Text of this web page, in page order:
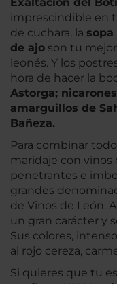
imprescindible en
de cuchara, la
de ajo son tu
leonés. Y los
hora de hacer la
Astorga;
amarguillos de
Bañeza.
Para combinar
maridaje con vinos
penetrantes e
grandes
de Vinos de León.
un gran carácter y
Sus colores,
al rojo cereza,
Si quieres que tu